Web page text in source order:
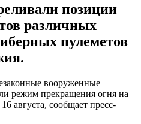
позиции
различных
пулеметов
вооруженные
режим прекращения огня на
августа, сообщает пресс-